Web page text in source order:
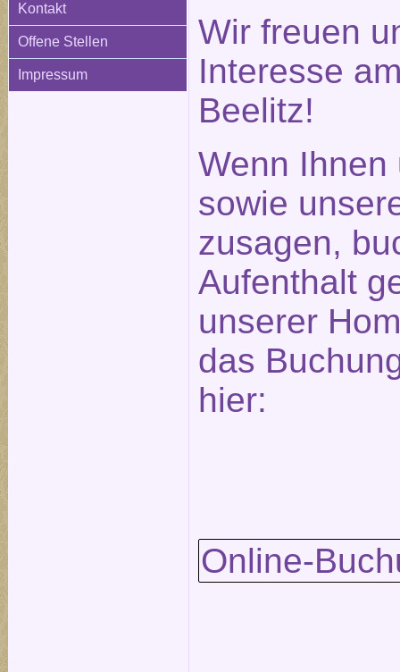
Kontakt
Offene Stellen
Impressum
Wir freuen
Interesse
Beelitz!
Wenn Ihnen
sowie
zusagen,
Aufenthalt
unserer
das
hier:
Online-